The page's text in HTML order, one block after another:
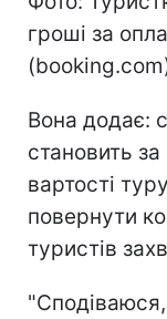
гроші за
Вона додає:
становить за
вартості
повернути
туристів